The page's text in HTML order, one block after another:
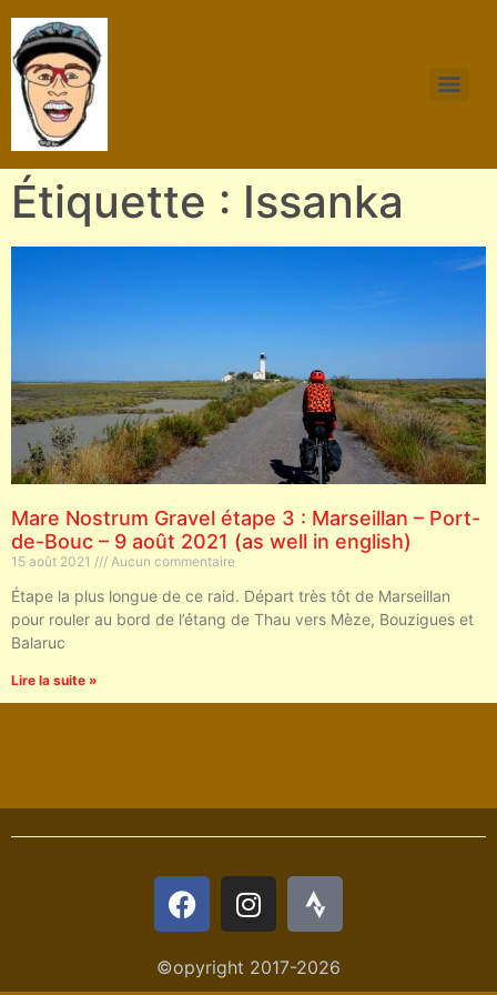
Étiquette : Issanka
Mare Nostrum Gravel étape 3 : Marseillan – Port-
de-Bouc – 9 août 2021 (as well in english)
15 août 2021 Aucun commentaire
Étape la plus longue de ce raid. Départ très tôt de Marseillan
pour rouler au bord de l’étang de Thau vers Mèze, Bouzigues et
Balaruc
Lire la suite »
©opyright 2017-2026